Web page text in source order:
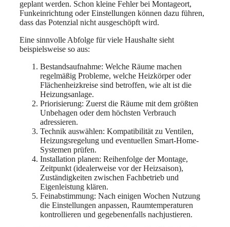
geplant werden. Schon kleine Fehler bei Montageort,
Funkeinrichtung oder Einstellungen können dazu führen,
dass das Potenzial nicht ausgeschöpft wird.
Eine sinnvolle Abfolge für viele Haushalte sieht
beispielsweise so aus:
Bestandsaufnahme: Welche Räume machen
regelmäßig Probleme, welche Heizkörper oder
Flächenheizkreise sind betroffen, wie alt ist die
Heizungsanlage.
Priorisierung: Zuerst die Räume mit dem größten
Unbehagen oder dem höchsten Verbrauch
adressieren.
Technik auswählen: Kompatibilität zu Ventilen,
Heizungsregelung und eventuellen Smart-Home-
Systemen prüfen.
Installation planen: Reihenfolge der Montage,
Zeitpunkt (idealerweise vor der Heizsaison),
Zuständigkeiten zwischen Fachbetrieb und
Eigenleistung klären.
Feinabstimmung: Nach einigen Wochen Nutzung
die Einstellungen anpassen, Raumtemperaturen
kontrollieren und gegebenenfalls nachjustieren.